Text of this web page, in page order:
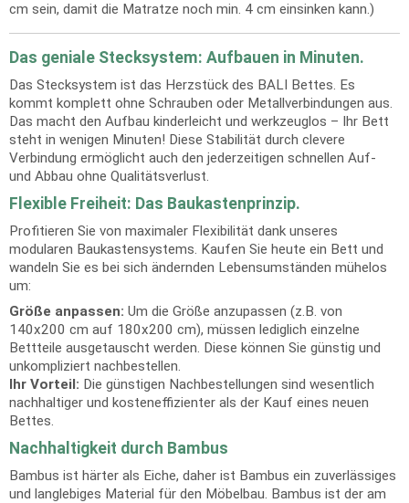
cm sein, damit die Matratze noch min. 4 cm einsinken kann.)
Das geniale Stecksystem: Aufbauen in Minuten.
Das Stecksystem ist das Herzstück des BALI Bettes. Es
kommt komplett ohne Schrauben oder Metallverbindungen aus.
Das macht den Aufbau kinderleicht und werkzeuglos – Ihr Bett
steht in wenigen Minuten! Diese Stabilität durch clevere
Verbindung ermöglicht auch den jederzeitigen schnellen Auf-
und Abbau ohne Qualitätsverlust.
Flexible Freiheit: Das Baukastenprinzip.
Profitieren Sie von maximaler Flexibilität dank unseres
modularen Baukastensystems. Kaufen Sie heute ein Bett und
wandeln Sie es bei sich ändernden Lebensumständen mühelos
um:
Größe anpassen: Um die Größe anzupassen (z.B. von
140x200 cm auf 180x200 cm), müssen lediglich einzelne
Bettteile ausgetauscht werden. Diese können Sie günstig und
unkompliziert nachbestellen.
Ihr Vorteil: Die günstigen Nachbestellungen sind wesentlich
nachhaltiger und kosteneffizienter als der Kauf eines neuen
Bettes.
Nachhaltigkeit durch Bambus
Bambus ist härter als Eiche, daher ist Bambus ein zuverlässiges
und langlebiges Material für den Möbelbau. Bambus ist der am